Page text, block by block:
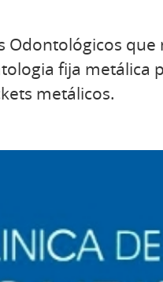
Odontológicos
fija
metálicos.